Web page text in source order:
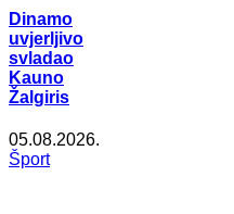
Dinamo
uvjerljivo
svladao
Kauno
Žalgiris
05.08.2026.
Šport